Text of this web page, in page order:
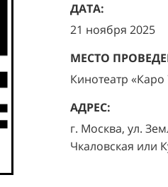
ДАТА:
21 ноября 2025
МЕСТО
Кинотеатр
АДРЕС:
г. Москва, ул.
Чкаловская или